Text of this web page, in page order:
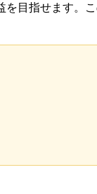
目指せます。